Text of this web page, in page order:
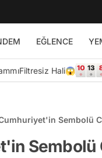
EĞLENCE
Filtresiz Hali😱
Sembolü
Sembolü